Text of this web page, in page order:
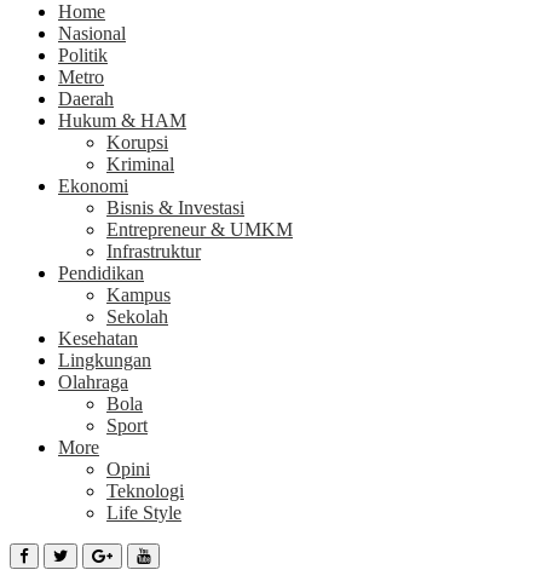
Home
Nasional
Politik
Metro
Daerah
Hukum & HAM
Korupsi
Kriminal
Ekonomi
Bisnis & Investasi
Entrepreneur & UMKM
Infrastruktur
Pendidikan
Kampus
Sekolah
Kesehatan
Lingkungan
Olahraga
Bola
Sport
More
Opini
Teknologi
Life Style